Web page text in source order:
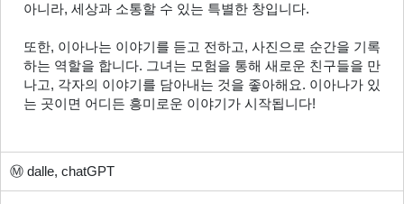
아니라, 세상과 소통할 수 있는 특별한 창입니다.
또한, 이아나는 이야기를 듣고 전하고, 사진으로 순간을 기록
하는 역할을 합니다. 그녀는 모험을 통해 새로운 친구들을 만
나고, 각자의 이야기를 담아내는 것을 좋아해요. 이아나가 있
는 곳이면 어디든 흥미로운 이야기가 시작됩니다!
Ⓜ️ dalle, chatGPT